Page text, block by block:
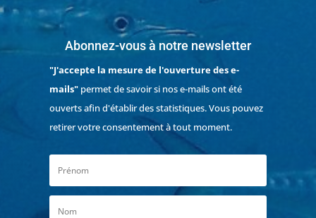
Abonnez-vous à notre newsletter
"J'accepte la mesure de l'ouverture des e-
mails"permet de savoir si nos e-mails ont été
ouverts afin d'établir des statistiques. Vous pouvez
retirer votre consentement à tout moment.